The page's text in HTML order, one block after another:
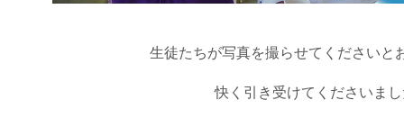
生徒たちが写真を撮らせてくださいと
快く引き受けてくださいま